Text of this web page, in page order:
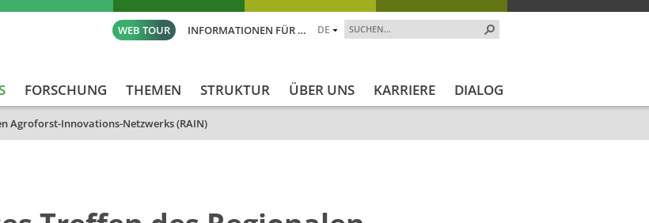
DE
INFORMATIONEN FÜR …
WEB TOUR
FORSCHUNG THEMEN STRUKTUR ÜBER UNS KARRIERE DIALOG
Agroforst-Innovations-Netzwerks (RAIN)